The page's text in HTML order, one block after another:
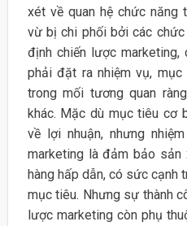
xét về quan hệ chức năng
vừ bị chi phối bởi các chức
định chiến lược marketing,
phải đặt ra nhiệm vụ,
trong mối tương quan
khác. Mặc dù mục tiêu cơ
về lợi nhuận, nhưng
marketing là đảm bảo
hàng hấp dẫn, có sức cạnh
mục tiêu. Nhưng sự thành
lược marketing còn phụ